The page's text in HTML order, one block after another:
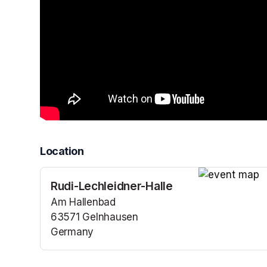
Location
Rudi-Lechleidner-Halle
Am Hallenbad
63571 Gelnhausen
Germany